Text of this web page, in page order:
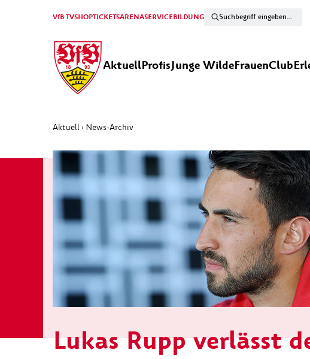
VfB TVSHOPTICKETSARENASERVICEBILDUNG
AktuellProfisJunge WildeFrauenClub
Aktuell › News-Archiv
Lukas Rupp verlässt